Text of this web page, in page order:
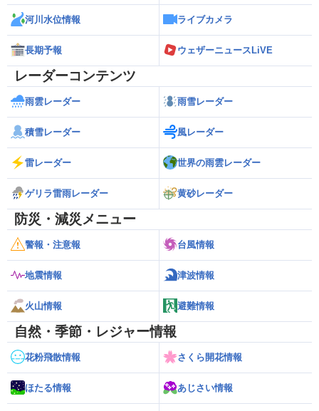
河川水位情報 ライブカメラ
長期予報 ウェザーニュースLiVE
レーダーコンテンツ
雨雲レーダー 雨雪レーダー
積雪レーダー 風レーダー
雷レーダー 世界の雨雲レーダー
ゲリラ雷雨レーダー 黄砂レーダー
防災・減災メニュー
警報・注意報 台風情報
地震情報 津波情報
火山情報 避難情報
自然・季節・レジャー情報
花粉飛散情報 さくら開花情報
ほたる情報 あじさい情報